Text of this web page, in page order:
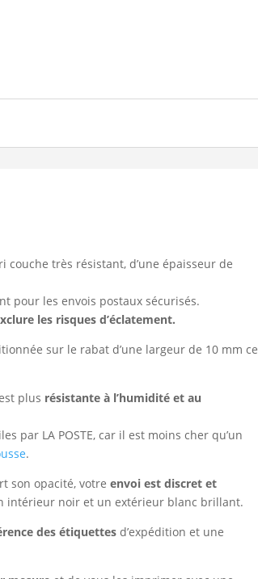
très résistant, d’une épaisseur de
pour les envois postaux sécurisés.
les risques d’éclatement.
sur le rabat d’une largeur de 10 mm ce
plus résistante à l’humidité et au
par LA POSTE, car il est moins cher qu’un
.
son opacité, votreenvoi est discret et
intérieur noir et un extérieur blanc brillant.
des étiquettes d’expédition et une